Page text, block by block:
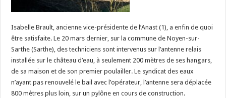
Isabelle Brault, ancienne vice-présidente de l’Anast (1), a enfin de quoi
être satisfaite. Le 20 mars dernier, sur la commune de Noyen-sur-
Sarthe (Sarthe), des techniciens sont intervenus sur l’antenne relais
installée sur le château d’eau, à seulement 200 mètres de ses hangars,
de sa maison et de son premier poulailler. Le syndicat des eaux
n’ayant pas renouvelé le bail avec l’opérateur, l’antenne sera déplacée
800 mètres plus loin, sur un pylône en cours de construction.